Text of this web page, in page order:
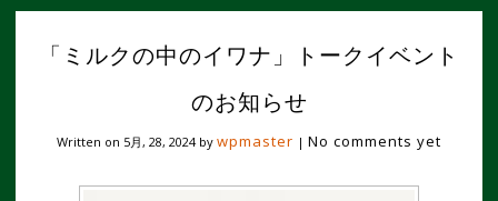
「ミルクの中のイワナ」トークイベント
のお知らせ
Written on 5月, 28, 2024 by wpmaster | No comments yet